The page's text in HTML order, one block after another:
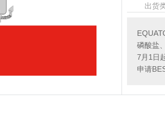
出货
磷酸盐
7月1日
申请